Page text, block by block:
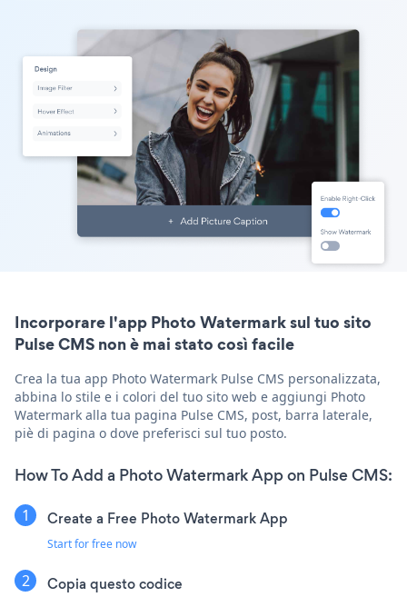
Incorporare l'app Photo Watermark sul tuo sito
Pulse CMS non è mai stato così facile
Crea la tua app Photo Watermark Pulse CMS personalizzata,
abbina lo stile e i colori del tuo sito web e aggiungi Photo
Watermark alla tua pagina Pulse CMS, post, barra laterale,
piè di pagina o dove preferisci sul tuo posto.
How To Add a Photo Watermark App on Pulse CMS:
Create a Free Photo Watermark App
Start for free now
Copia questo codice